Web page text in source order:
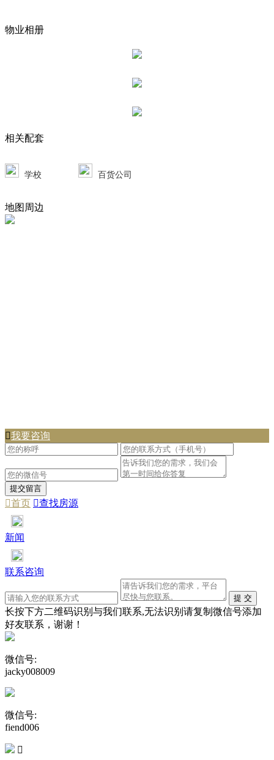
物业相册
相关配套
学校 百货公司
地图周边
我要咨询
首页 查找房源
新闻
联系咨询
长按下方二维码识别与我们联系,无法识别请复制微信号添加
好友联系，谢谢！
微信号:
jacky008009
微信号:
fiend006
